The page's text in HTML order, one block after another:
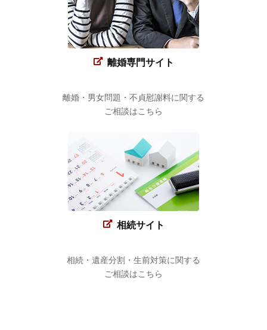
離婚専門サイト
離婚・男女問題・不貞慰謝料に関する
ご相談はこちら
相続サイト
相続・遺産分割・生前対策に関する
ご相談はこちら